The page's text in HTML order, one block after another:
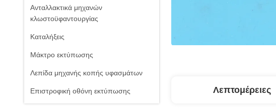
Ανταλλακτικά μηχανών
κλωστοϋφαντουργίας
Καταλήξεις
Μάκτρο εκτύπωσης
Λεπίδα μηχανής κοπής υφασμάτων
Επιστροφική οθόνη εκτύπωσης Λεπτομέρειες